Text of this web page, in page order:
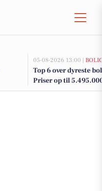
05-08-2026 13:00 |
Top 6 over dyreste
Priser op til